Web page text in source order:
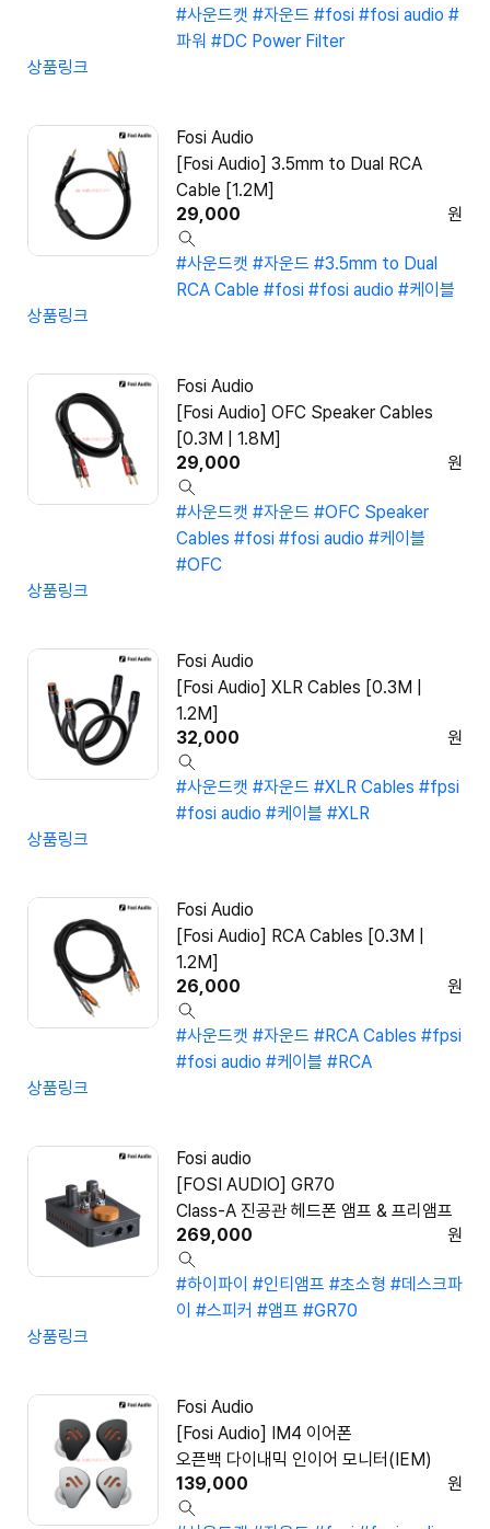
#사운드캣 #자운드 #fosi #fosi audio #
파워 #DC Power Filter
상품링크
Fosi Audio
[Fosi Audio] 3.5mm to Dual RCA
Cable [1.2M]
29,000
원
#사운드캣 #자운드 #3.5mm to Dual
RCA Cable #fosi #fosi audio #케이블
상품링크
Fosi Audio
[Fosi Audio] OFC Speaker Cables
[0.3M | 1.8M]
29,000
원
#사운드캣 #자운드 #OFC Speaker
Cables #fosi #fosi audio #케이블
#OFC
상품링크
Fosi Audio
[Fosi Audio] XLR Cables [0.3M |
1.2M]
32,000
원
#사운드캣 #자운드 #XLR Cables #fpsi
#fosi audio #케이블 #XLR
상품링크
Fosi Audio
[Fosi Audio] RCA Cables [0.3M |
1.2M]
26,000
원
#사운드캣 #자운드 #RCA Cables #fpsi
#fosi audio #케이블 #RCA
상품링크
Fosi audio
[FOSI AUDIO] GR70
Class-A 진공관 헤드폰 앰프 & 프리앰프
269,000
원
#하이파이 #인티앰프 #초소형 #데스크파
이 #스피커 #앰프 #GR70
상품링크
Fosi Audio
[Fosi Audio] IM4 이어폰
오픈백 다이내믹 인이어 모니터(IEM)
139,000
원